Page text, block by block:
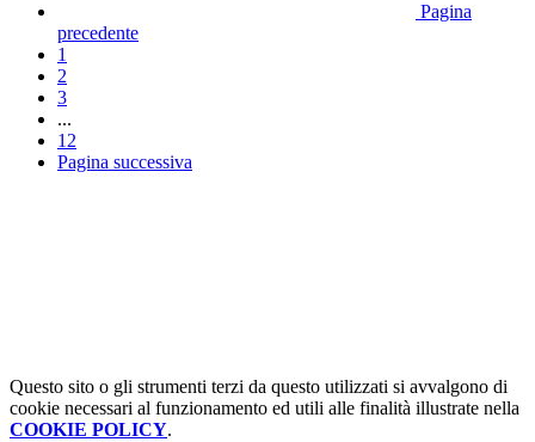
Pagina
precedente
1
2
3
...
12
Pagina successiva
Questo sito o gli strumenti terzi da questo utilizzati si avvalgono di
cookie necessari al funzionamento ed utili alle finalità illustrate nella
COOKIE POLICY.